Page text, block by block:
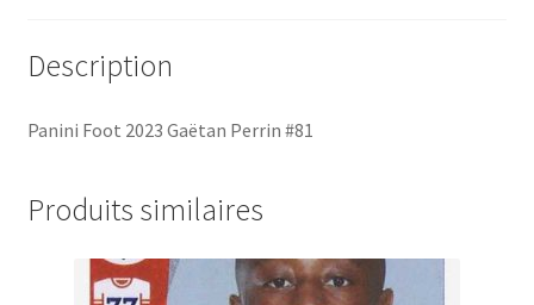
Description
Panini Foot 2023 Gaëtan Perrin #81
Produits similaires